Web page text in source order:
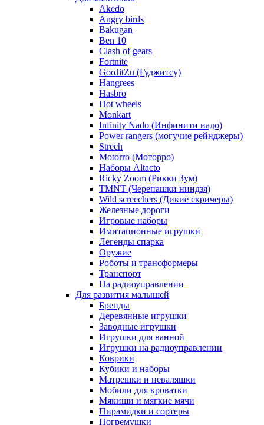
Akedo
Angry birds
Bakugan
Ben 10
Clash of gears
Fortnite
GooJitZu (Гуджитсу)
Hangrees
Hasbro
Hot wheels
Monkart
Infinity Nado (Инфинити надо)
Power rangers (могучие рейнджеры)
Strech
Motorro (Моторро)
Наборы Altacto
Ricky Zoom (Рикки Зум)
TMNT (Черепашки ниндзя)
Wild screechers (Дикие скричеры)
Железные дороги
Игровые наборы
Имитационные игрушки
Легенды спарка
Оружие
Роботы и трансформеры
Транспорт
На радиоуправлении
Для развития малышей
Бренды
Деревянные игрушки
Заводные игрушки
Игрушки для ванной
Игрушки на радиоуправлении
Коврики
Кубики и наборы
Матрешки и неваляшки
Мобили для кроватки
Мякиши и мягкие мячи
Пирамидки и сортеры
Погремушки